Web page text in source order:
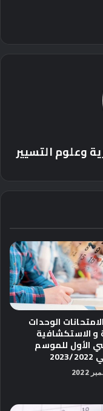
وعلوم التسيير
الوحدات
و الاستكشافية
الأول للموسم